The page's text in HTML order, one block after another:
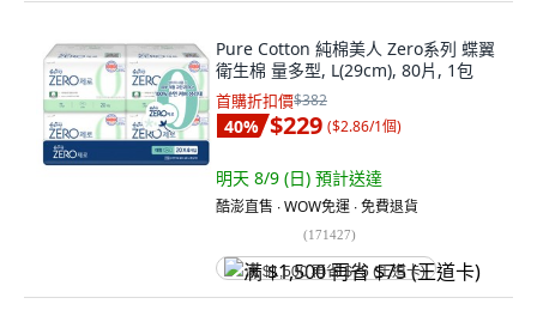
Pure Cotton 純棉美人 Zero系列 蝶翼
衛生棉 量多型, L(29cm), 80片, 1包
首購折扣價$382
40% $229 ($2.86/1個)
明天 8/9 (日) 預計送達
酷澎直售 ∙ WOW免運 ∙ 免費退貨
(171427)
满 $1,500 再省 $75 (王道卡)